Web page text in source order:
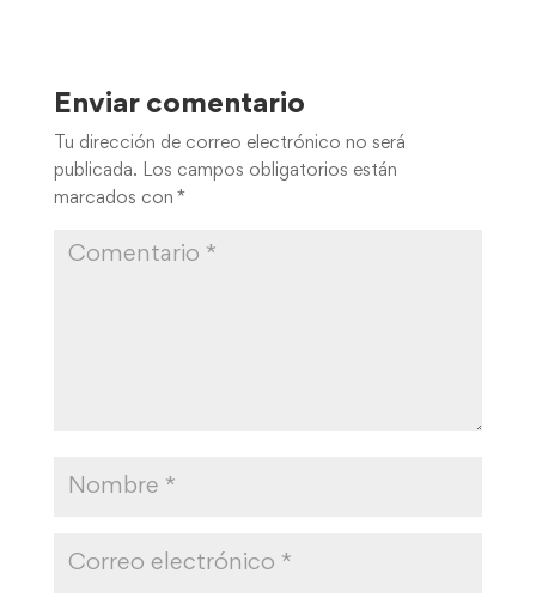
Enviar comentario
Tu dirección de correo electrónico no será
publicada.
Los campos obligatorios están
marcados con *